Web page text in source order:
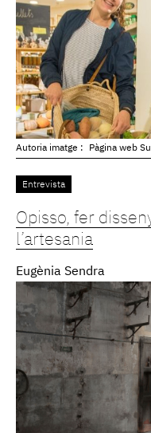
Autoria imatge : Pàgina web
Entrevista
Opisso, fer
l’artesania
Eugènia Sendra